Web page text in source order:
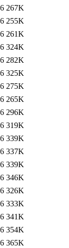
267K
255K
261K
324K
282K
325K
275K
265K
296K
319K
339K
337K
339K
346K
326K
333K
341K
354K
365K